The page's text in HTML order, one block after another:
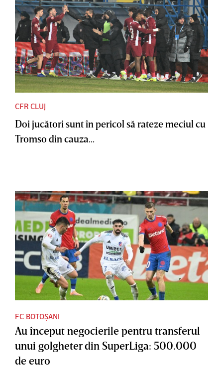
CFR CLUJ
Doi jucători sunt în pericol să rateze meciul cu
Tromso din cauza...
FC BOTOȘANI
Au început negocierile pentru transferul
unui golgheter din SuperLiga: 500.000
de euro